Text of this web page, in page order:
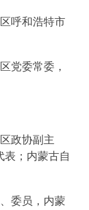
呼和浩特市
委常委，
政协副主
表；内蒙古自
委员，内蒙